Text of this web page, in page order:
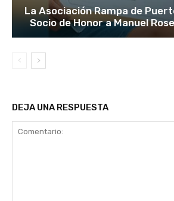
La Asociación Rampa de
Socio de Honor a Manuel
DEJA UNA RESPUESTA